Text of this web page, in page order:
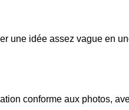
une idée assez vague en
conforme aux photos,